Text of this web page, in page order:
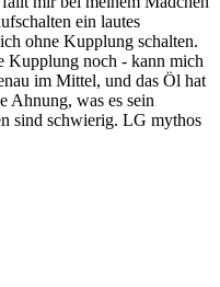
ein lautes
ohne Kupplung schalten.
Kupplung noch - kann mich
im Mittel, und das Öl hat
Ahnung, was es sein
sind schwierig. LG mythos